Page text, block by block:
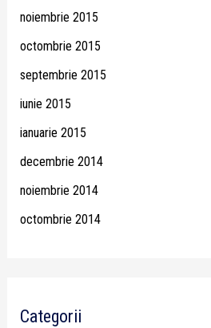
noiembrie 2015
octombrie 2015
septembrie 2015
iunie 2015
ianuarie 2015
decembrie 2014
noiembrie 2014
octombrie 2014
Categorii